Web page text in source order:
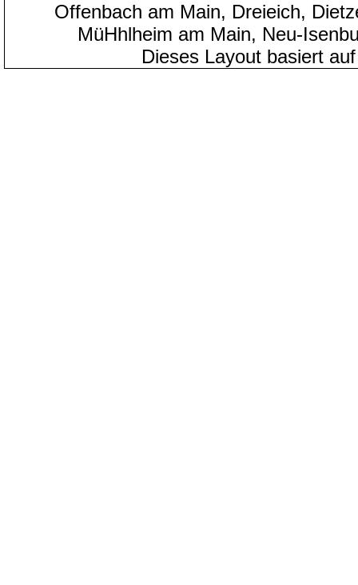
Offenbach am Main, Dreieich,
MüHhlheim am Main, Neu-
Dieses Layout basiert